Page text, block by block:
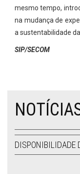
mesmo tempo,
na mudança de
a sustentabilidade
SIP/SECOM
DISPONIBILIDADE